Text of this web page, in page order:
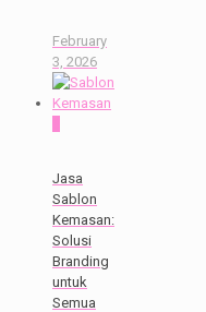
February
3, 2026
Jasa
Sablon
Kemasan:
Solusi
Branding
untuk
Semua